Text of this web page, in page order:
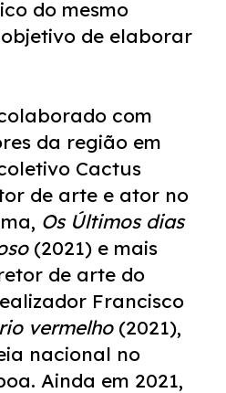
do mesmo
de elaborar
com
da região em
Cactus
de arte e ator no
Os Últimos dias
(2021) e mais
de arte do
Francisco
vermelho(2021),
nacional no
Ainda em 2021,